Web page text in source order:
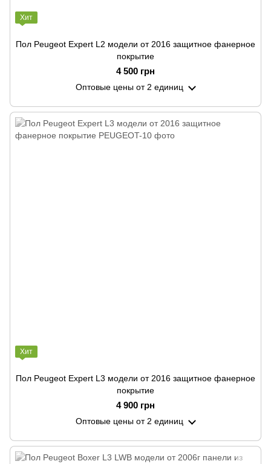
Хит
Пол Peugeot Expert L2 модели от 2016 защитное фанерное
покрытие
4 500 грн
Оптовые ценыот 2 единиц
Хит
Пол Peugeot Expert L3 модели от 2016 защитное фанерное
покрытие
4 900 грн
Оптовые ценыот 2 единиц